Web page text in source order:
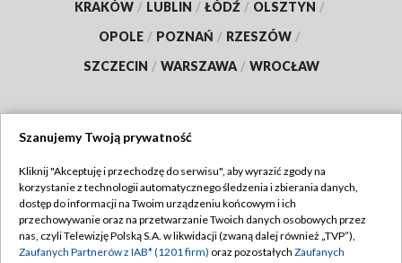
KRAKÓW / LUBLIN / ŁÓDŹ / OLSZTYN /
OPOLE / POZNAŃ / RZESZÓW /
SZCZECIN / WARSZAWA / WROCŁAW
TVP
Abonament TVP
Emisja w TVP
Regulamin TVP
Polityka prywatności
Szanujemy Twoją prywatność
Kliknij "Akceptuję i przechodzę do serwisu", aby wyrazić zgody na
korzystanie z technologii automatycznego śledzenia i zbierania danych,
dostęp do informacji na Twoim urządzeniu końcowym i ich
przechowywanie oraz na przetwarzanie Twoich danych osobowych przez
nas, czyli Telewizję Polską S.A. w likwidacji (zwaną dalej również „TVP”),
Zaufanych Partnerów z IAB* (1201 firm) oraz pozostałych Zaufanych